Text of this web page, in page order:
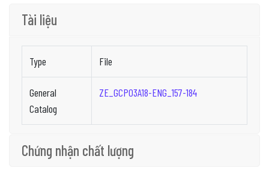
Tài liệu
Type File
General
Catalog
ZE_GCP03A18-ENG_157-184
Chứng nhận chất lượng